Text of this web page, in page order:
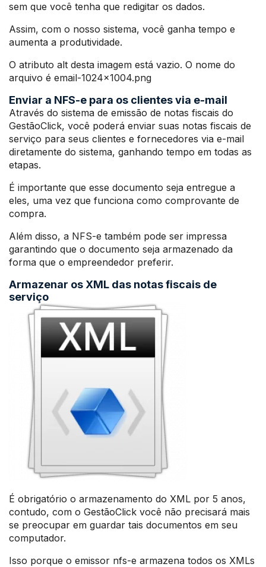
sem que você tenha que redigitar os dados.
Assim, com o nosso sistema, você ganha tempo e
aumenta a produtividade.
O atributo alt desta imagem está vazio. O nome do
arquivo é email-1024×1004.png
Enviar a NFS-e para os clientes via e-mail
Através do sistema de emissão de notas fiscais do
GestãoClick, você poderá enviar suas notas fiscais de
serviço para seus clientes e fornecedores via e-mail
diretamente do sistema, ganhando tempo em todas as
etapas.
É importante que esse documento seja entregue a
eles, uma vez que funciona como comprovante de
compra.
Além disso, a NFS-e também pode ser impressa
garantindo que o documento seja armazenado da
forma que o empreendedor preferir.
Armazenar os XML das notas fiscais de
serviço
É obrigatório o armazenamento do XML por 5 anos,
contudo, com o GestãoClick você não precisará mais
se preocupar em guardar tais documentos em seu
computador.
Isso porque o emissor nfs-e armazena todos os XMLs